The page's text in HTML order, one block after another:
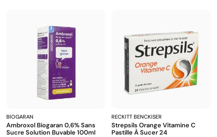
BIOGARAN
Ambroxol Biogaran 0,6% Sans
Sucre Solution Buvable 100ml
RECKITT BENCKISER
Strepsils Orange Vitamine C
Pastille À Sucer 24